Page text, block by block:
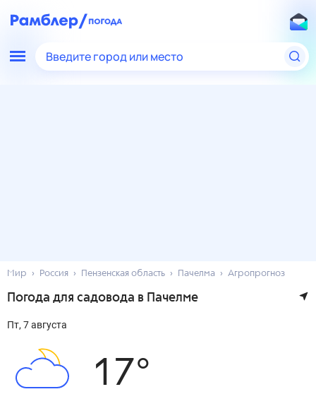
Введите город или место
Мир Россия Пензенская область Пачелма Агропрогноз
Погода для садовода в Пачелме
пт, 7 августа
17°